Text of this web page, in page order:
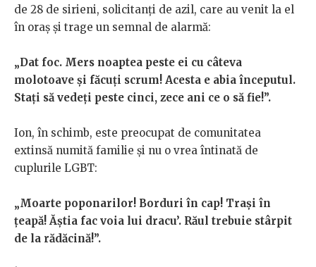
de 28 de sirieni, solicitanți de azil, care au venit la el
în oraș și trage un semnal de alarmă:
„Dat foc. Mers noaptea peste ei cu câteva
molotoave și făcuți scrum! Acesta e abia începutul.
Stați să vedeți peste cinci, zece ani ce o să fie!”.
Ion, în schimb, este preocupat de comunitatea
extinsă numită familie și nu o vrea întinată de
cuplurile LGBT:
„Moarte poponarilor! Borduri în cap! Trași în
țeapă! Ăștia fac voia lui dracu’. Răul trebuie stârpit
de la rădăcină!”.